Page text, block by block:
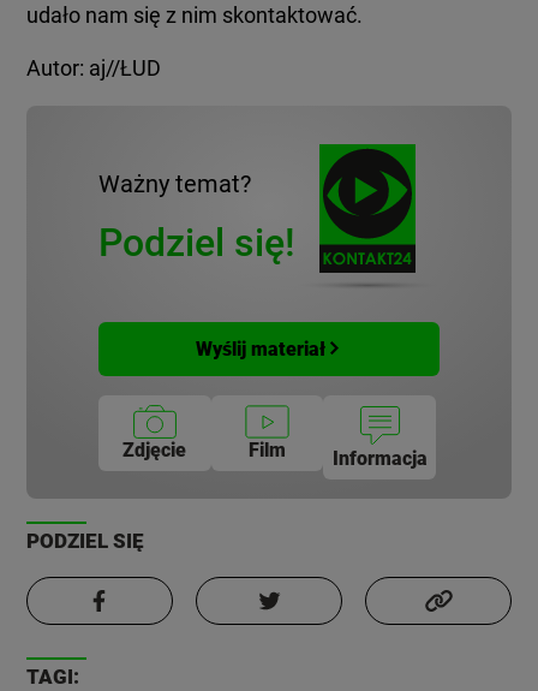
udało nam się z nim skontaktować.
Autor: aj//ŁUD
Ważny temat?
Podziel się!
Wyślij materiał
Zdjęcie Film Informacja
PODZIEL SIĘ
TAGI: